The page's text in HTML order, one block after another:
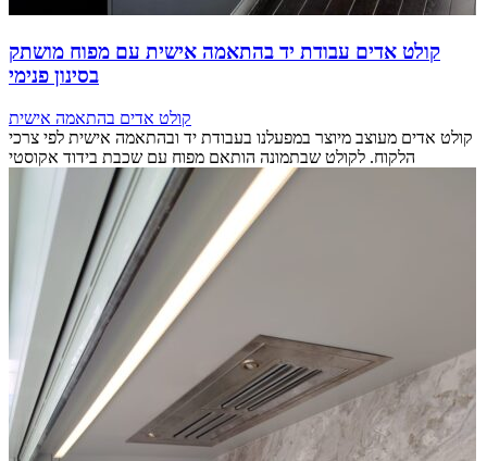
קולט אדים עבודת יד בהתאמה אישית עם מפוח מושתק
בסינון פנימי
קולט אדים בהתאמה אישית
קולט אדים מעוצב מיוצר במפעלנו בעבודת יד ובהתאמה אישית לפי צרכי
הלקוח. לקולט שבתמונה הותאם מפוח עם שכבת בידוד אקוסטי